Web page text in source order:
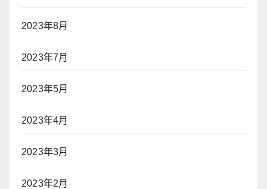
2023年8月
2023年7月
2023年5月
2023年4月
2023年3月
2023年2月